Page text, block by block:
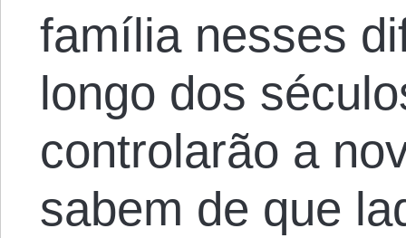
família nesses
longo dos
controlarão a
sabem de que